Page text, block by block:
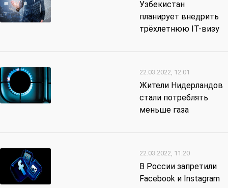
Узбекистан
планирует внедрить
трёхлетнюю IT-визу
22.03.2022, 12:01
Жители Нидерландов
стали потреблять
меньше газа
22.03.2022, 11:20
В России запретили
Facebook и Instagram